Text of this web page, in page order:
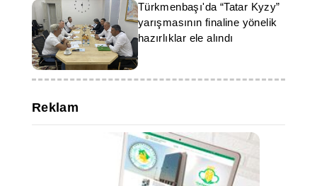
Türkmenbaşı'da “Tatar Kyzy”
yarışmasının finaline yönelik
hazırlıklar ele alındı
Reklam